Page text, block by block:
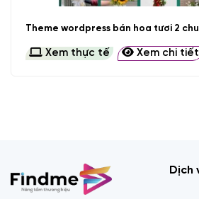
Theme wordpress bán hoa tươi 2
Xem thực tế Xem chi tiết
Dịch